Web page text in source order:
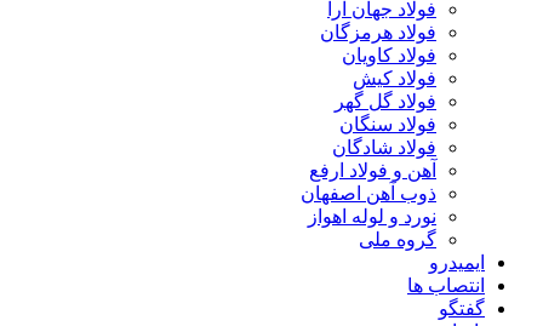
فولاد جهان آرا
فولاد هرمزگان
فولاد کاویان
فولاد کیش
فولاد گل گهر
فولاد سنگان
فولاد شادگان
آهن و فولاد ارفع
ذوب آهن اصفهان
نورد و لوله اهواز
گروه ملی
ایمیدرو
انتصاب ها
گفتگو